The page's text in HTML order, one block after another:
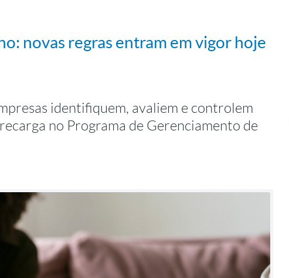
novas regras entram em vigor hoje
identifiquem, avaliem e controlem
no Programa de Gerenciamento de